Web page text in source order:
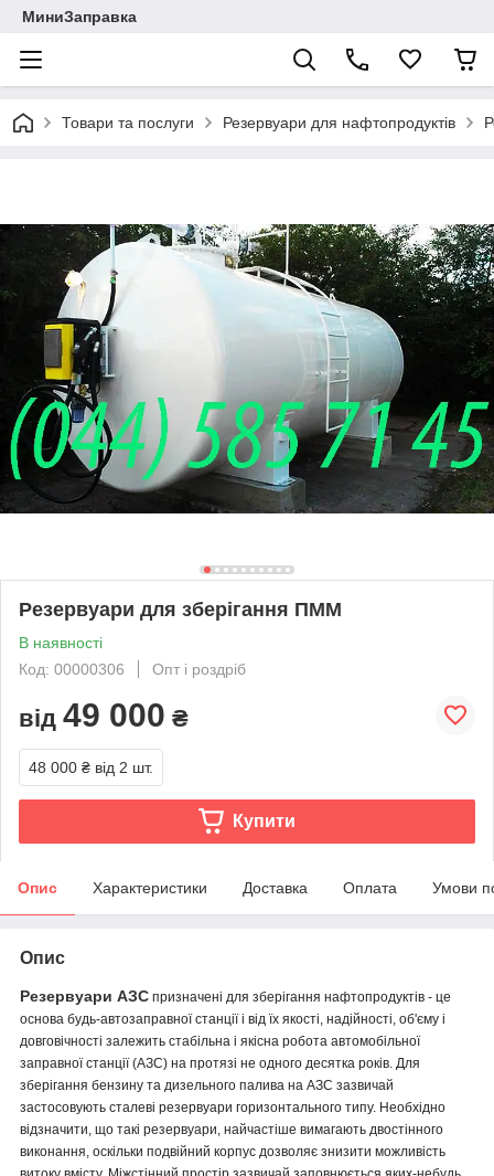
МиниЗаправка
Товари та послуги Резервуари для нафтопродуктів
Резервуари для зберігання ПММ
В наявності
Код: 00000306
Опт і роздріб
від 49 000 ₴
48 000 ₴ від 2 шт.
Купити
Опис Характеристики Доставка Оплата Умови
Опис
Резервуари АЗС призначені для зберігання нафтопродуктів - це
основа будь-автозаправної станції і від їх якості, надійності, об'єму і
довговічності залежить стабільна і якісна робота автомобільної
заправної станції (АЗС) на протязі не одного десятка років. Для
зберігання бензину та дизельного палива на АЗС зазвичай
застосовують сталеві резервуари горизонтального типу. Необхідно
відзначити, що такі резервуари, найчастіше вимагають двостінного
виконання, оскільки подвійний корпус дозволяє знизити можливість